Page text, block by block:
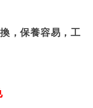
，保養容易，工